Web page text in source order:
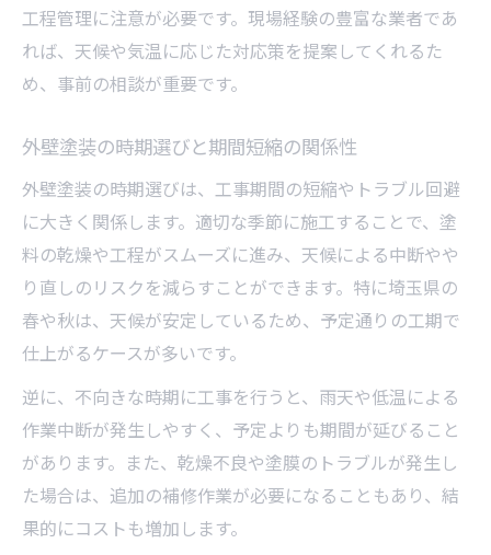
工程管理に注意が必要です。現場経験の豊富な業者であ
れば、天候や気温に応じた対応策を提案してくれるた
め、事前の相談が重要です。
外壁塗装の時期選びと期間短縮の関係性
外壁塗装の時期選びは、工事期間の短縮やトラブル回避
に大きく関係します。適切な季節に施工することで、塗
料の乾燥や工程がスムーズに進み、天候による中断やや
り直しのリスクを減らすことができます。特に埼玉県の
春や秋は、天候が安定しているため、予定通りの工期で
仕上がるケースが多いです。
逆に、不向きな時期に工事を行うと、雨天や低温による
作業中断が発生しやすく、予定よりも期間が延びること
があります。また、乾燥不良や塗膜のトラブルが発生し
た場合は、追加の補修作業が必要になることもあり、結
果的にコストも増加します。